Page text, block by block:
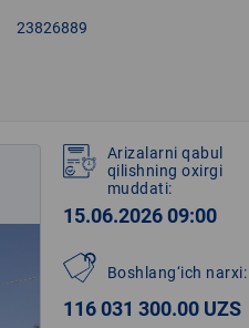
23826889
Arizalarni qabul
qilishning oxirgi
muddati:
15.06.2026 09:00
Boshlang‘ich narxi:
116 031 300.00 UZS